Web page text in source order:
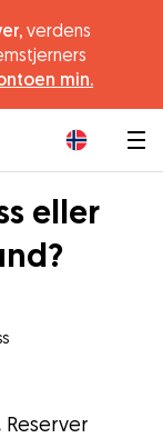
verdens
min.
eller
Reserver